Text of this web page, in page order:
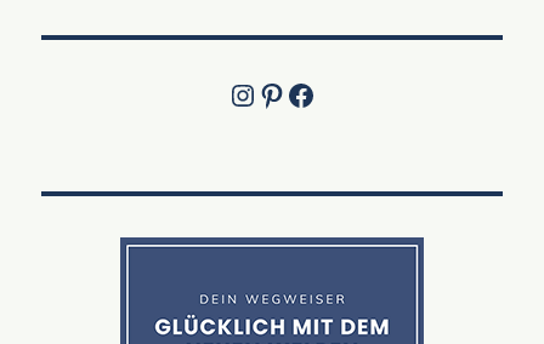
Instagram
Pinterest
Jetzt die Facebook-Fanpage von Lucky Labrador besuchen!